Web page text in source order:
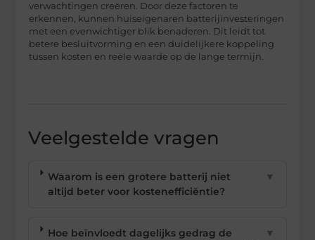
verwachtingen creëren. Door deze factoren te
erkennen, kunnen huiseigenaren batterijinvesteringen
met een evenwichtiger blik benaderen. Dit leidt tot
betere besluitvorming en een duidelijkere koppeling
tussen kosten en reële waarde op de lange termijn.
Veelgestelde vragen
Waarom is een grotere batterij niet
altijd beter voor kostenefficiëntie?
▼
Hoe beïnvloedt dagelijks gedrag de
▼